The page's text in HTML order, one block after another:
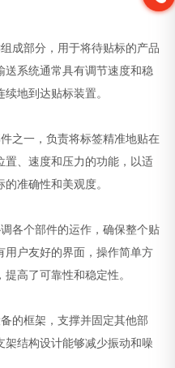
部分，用于将待贴标的产品
送系统通常具有调节速度和稳
地到达贴标装置。
一，负责将标签精准地贴在
置、速度和压力的功能，以适
准确性和美观度。
个部件的运作，确保整个贴
用户友好的界面，操作简单方
高了可靠性和稳定性。
框架，支撑并固定其他部
结构设计能够减少振动和噪